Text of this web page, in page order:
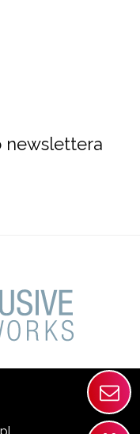
newslettera